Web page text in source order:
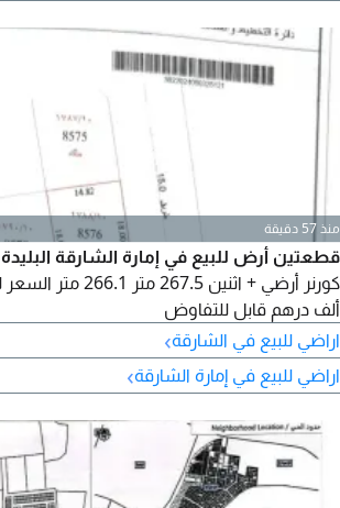
منذ 57 دقيقة
قطعتين أرض للبيع في إمارة الشارقة
ألف درهم قابل للتفاوض
اراضي للبيع في الشارقة›
اراضي للبيع في إمارة الشارقة›